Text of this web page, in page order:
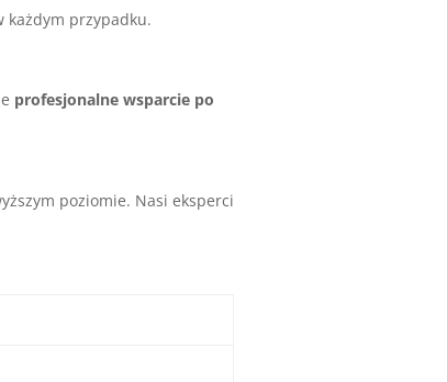
każdym przypadku.
profesjonalne wsparcie po
poziomie. Nasi eksperci